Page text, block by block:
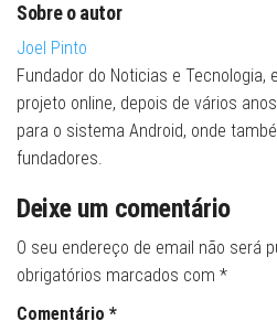
Sobre o autor
Joel Pinto
Fundador do Noticias e Tecnologia,
projeto online, depois de vários
para o sistema Android, onde
fundadores.
Deixe um comentário
O seu endereço de email não será
obrigatórios marcados com *
Comentário *